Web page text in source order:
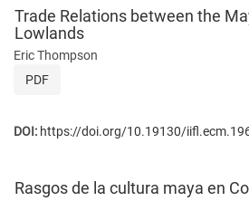
Trade Relations between the
Lowlands
Eric Thompson
PDF
DOI: https://doi.org/10.19130/
Rasgos de la cultura maya en